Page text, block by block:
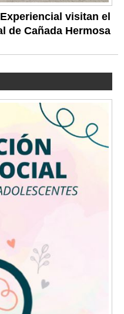
visitan el
de Cañada Hermosa